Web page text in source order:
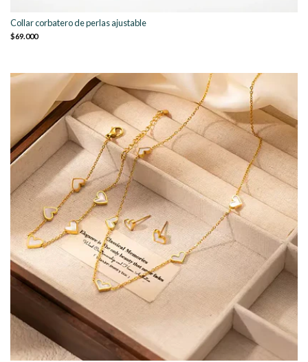
Collar corbatero de perlas ajustable
$69.000